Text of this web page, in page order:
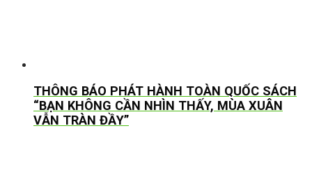
THÔNG BÁO PHÁT HÀNH TOÀN QUỐC SÁCH
“BẠN KHÔNG CẦN NHÌN THẤY, MÙA XUÂN
VẪN TRÀN ĐẦY”